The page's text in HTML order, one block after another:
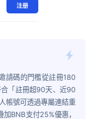
注册
請碼的門檻從註冊180
「註冊超90天、近90
帳號可透過專屬連結重
BNB支付25%優惠，